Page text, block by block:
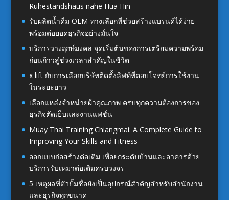
Ruhestandshaus nahe Hua Hin
รับผลิตน้ำดื่ม OEM ทางเลือกที่ช่วยสร้างแบรนด์ได้ง่าย
พร้อมต่อยอดธุรกิจอย่างมั่นใจ
บริการวางฤกษ์มงคล จุดเริ่มต้นของการเตรียมความพร้อม
ก่อนก้าวสู่ช่วงเวลาสำคัญในชีวิต
x lift กับการเลือกบริษัทติดตั้งลิฟท์ที่ตอบโจทย์การใช้งาน
ในระยะยาว
เลือกแหล่งจำหน่ายผ้าคุณภาพ ครบทุกความต้องการของ
ธุรกิจตัดเย็บและงานแฟชั่น
Muay Thai Training Chiangmai: A Complete Guide to
Improving Your Skills and Fitness
ออกแบบก่อสร้างต่อเติม เพื่อยกระดับบ้านและอาคารด้วย
บริการรับเหมาต่อเติมครบวงจร
5 เหตุผลที่ตัวปั๊มชื่อยังเป็นอุปกรณ์สำคัญสำหรับสำนักงาน
และธุรกิจทุกขนาด